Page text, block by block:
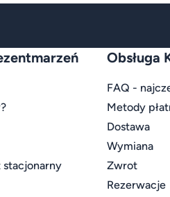
stacjonarny
Obsługa
FAQ -
Metody
Dostawa
Wymiana
Zwrot
Rezerwacje